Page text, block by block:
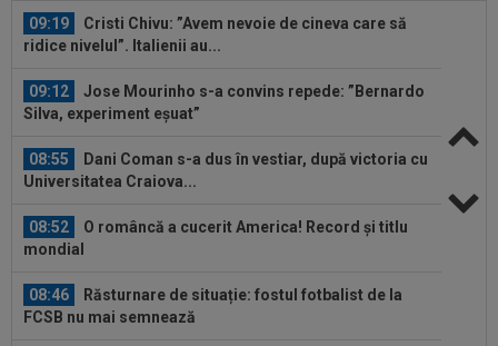
09:12
Jose Mourinho s-a convins repede: ”Bernardo
Silva, experiment eșuat”
08:55
Dani Coman s-a dus în vestiar, după victoria cu
Universitatea Craiova...
08:52
O româncă a cucerit America! Record și titlu
mondial
08:46
Răsturnare de situație: fostul fotbalist de la
FCSB nu mai semnează
08:33 Daria Vrînceanu, argint la Mondialul U20!